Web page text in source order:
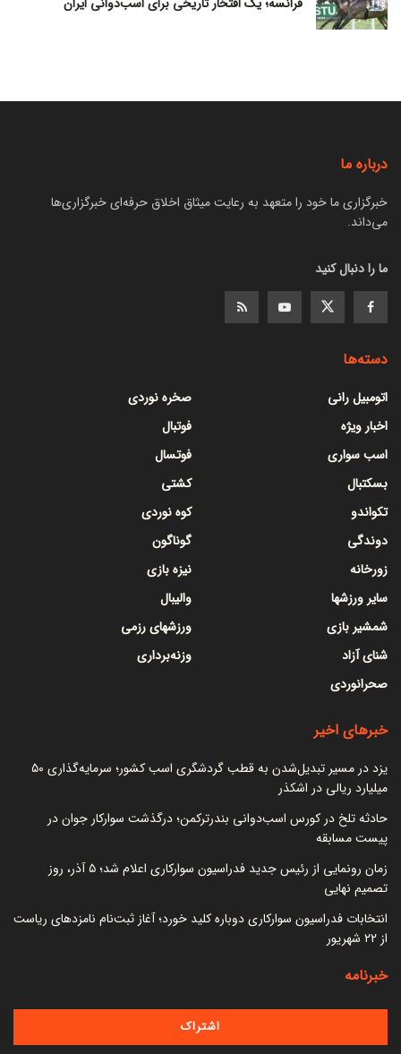
درباره ما
خبرگزاری ما خود را متعهد به رعایت میثاق اخلاق حرفه‌ای خبرگزاری‌ها
می‌داند.
ما را دنبال کنید
دسته‌ها
اتومبیل رانی
اخبار ویژه
اسب سواری
بسکتبال
تکواندو
دوندگی
زورخانه
سایر ورزشها
شمشیر بازی
شنای آزاد
صحرانوردی
صخره نوردی
فوتبال
فوتسال
کشتی
کوه نوردی
گوناگون
نیزه بازی
والیبال
ورزشهای رزمی
وزنه‌برداری
خبرهای اخیر
یزد در مسیر تبدیل‌شدن به قطب گردشگری اسب کشور؛ سرمایه‌گذاری ۵۰
میلیارد ریالی در اشکذر
حادثه تلخ در کورس اسب‌دوانی بندرترکمن؛ درگذشت سوارکار جوان در
پیست مسابقه
زمان رونمایی از رئیس جدید فدراسیون سوارکاری اعلام شد؛ ۵ آذر، روز
تصمیم نهایی
انتخابات فدراسیون سوارکاری دوباره کلید خورد؛ آغاز ثبت‌نام نامزدهای ریاست
از ۲۲ شهریور
خبرنامه